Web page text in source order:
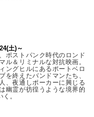
土)～
ポストパンク時代のロンド
ル＆リミナルな対抗映画。
ングヒルにあるポートベロ
を終えたバンドマンたち、
、夜通しポーカーに興じる
幽霊が彷徨うような境界的
。